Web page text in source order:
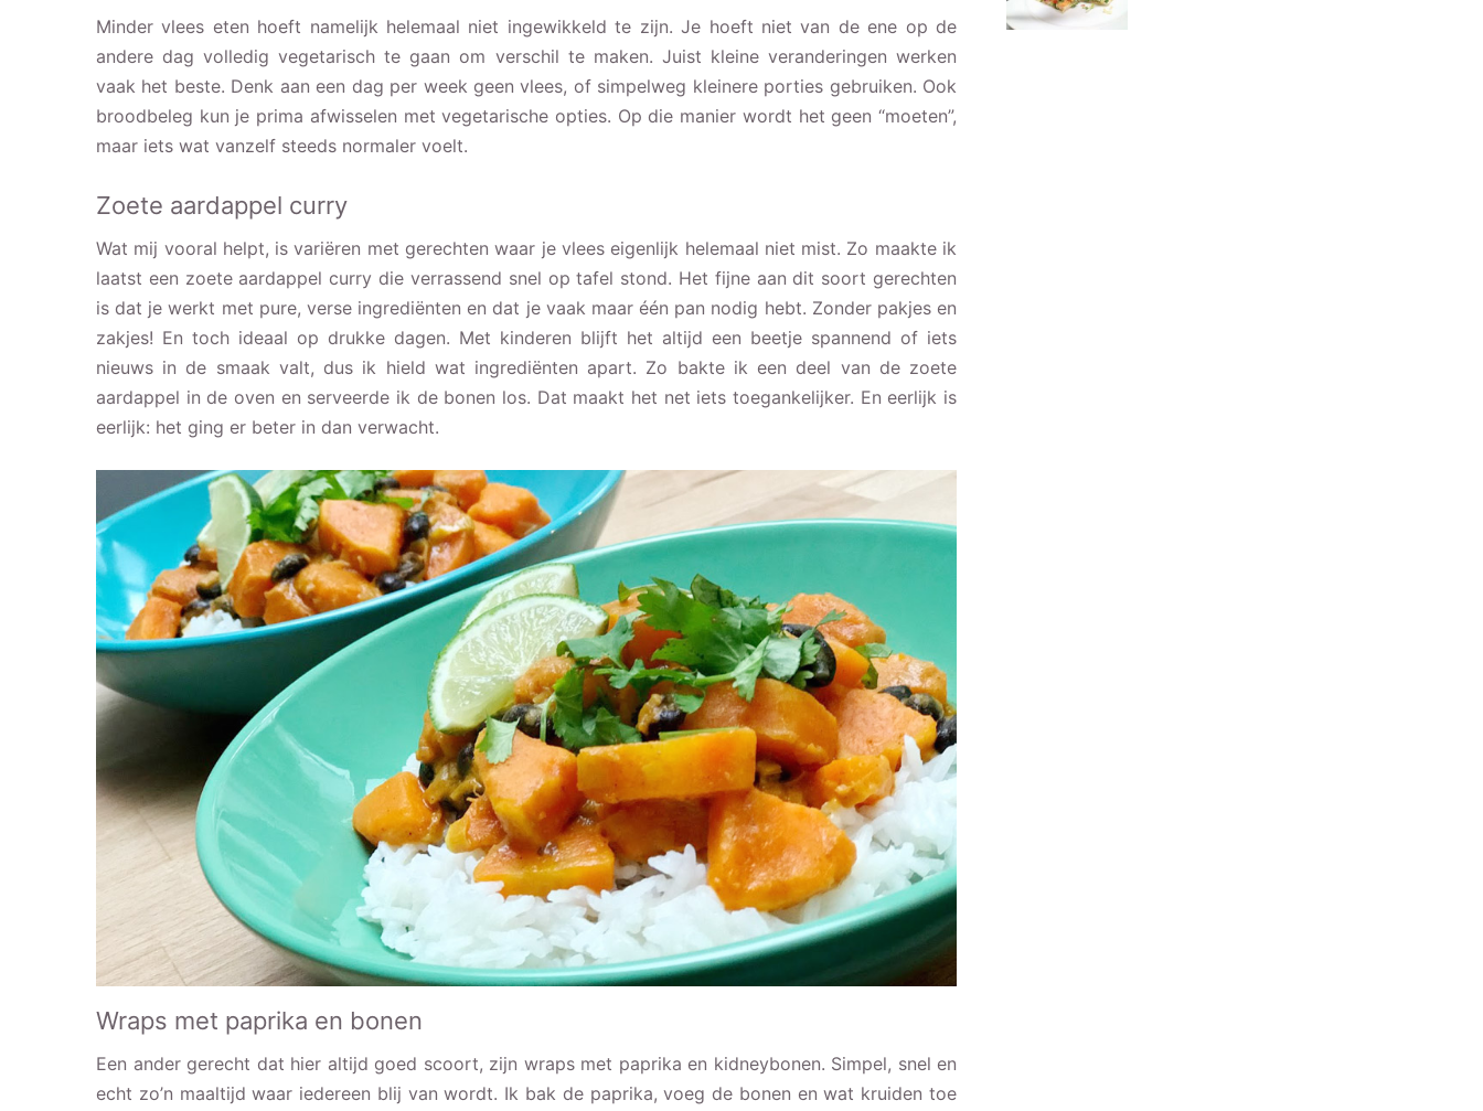
Minder vlees eten hoeft namelijk helemaal niet ingewikkeld te zijn. Je hoeft niet van de ene op de
andere dag volledig vegetarisch te gaan om verschil te maken. Juist kleine veranderingen werken
vaak het beste. Denk aan een dag per week geen vlees, of simpelweg kleinere porties gebruiken. Ook
broodbeleg kun je prima afwisselen met vegetarische opties. Op die manier wordt het geen “moeten”,
maar iets wat vanzelf steeds normaler voelt.
Zoete aardappel curry
Wat mij vooral helpt, is variëren met gerechten waar je vlees eigenlijk helemaal niet mist. Zo maakte ik
laatst een zoete aardappel curry die verrassend snel op tafel stond. Het fijne aan dit soort gerechten
is dat je werkt met pure, verse ingrediënten en dat je vaak maar één pan nodig hebt. Zonder pakjes en
zakjes! En toch ideaal op drukke dagen. Met kinderen blijft het altijd een beetje spannend of iets
nieuws in de smaak valt, dus ik hield wat ingrediënten apart. Zo bakte ik een deel van de zoete
aardappel in de oven en serveerde ik de bonen los. Dat maakt het net iets toegankelijker. En eerlijk is
eerlijk: het ging er beter in dan verwacht.
Wraps met paprika en bonen
Een ander gerecht dat hier altijd goed scoort, zijn wraps met paprika en kidneybonen. Simpel, snel en
echt zo’n maaltijd waar iedereen blij van wordt. Ik bak de paprika, voeg de bonen en wat kruiden toe